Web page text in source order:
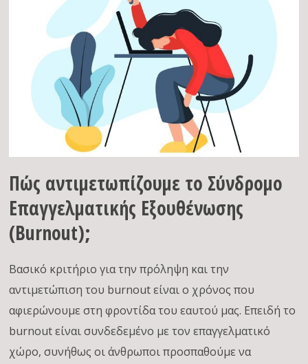
Πώς αντιμετωπίζουμε το Σύνδρομο
Επαγγελματικής Εξουθένωσης
(Burnout);
Βασικό κριτήριο για την πρόληψη και την
αντιμετώπιση του burnout είναι ο χρόνος που
αφιερώνουμε στη φροντίδα του εαυτού μας. Επειδή το
burnout είναι συνδεδεμένο με τον επαγγελματικό
χώρο, συνήθως οι άνθρωποι προσπαθούμε να